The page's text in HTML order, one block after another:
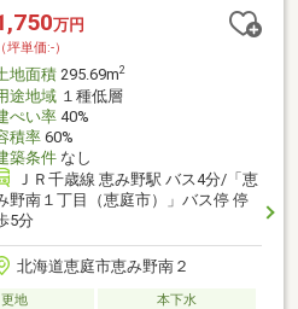
お気軽にご相談ください。
万円
（坪単価:-）
地面積295.69m2
途地域１種低層
ぺい率40%
積率60%
築条件なし
ＪＲ千歳線 恵み野駅 バス4分/「恵
野南１丁目（恵庭市）」バス停 停
5分
北海道恵庭市恵み野南２
更地
本下水